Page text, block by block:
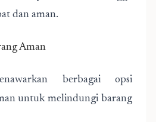
dan aman.
Aman
berbagai opsi
untuk melindungi barang